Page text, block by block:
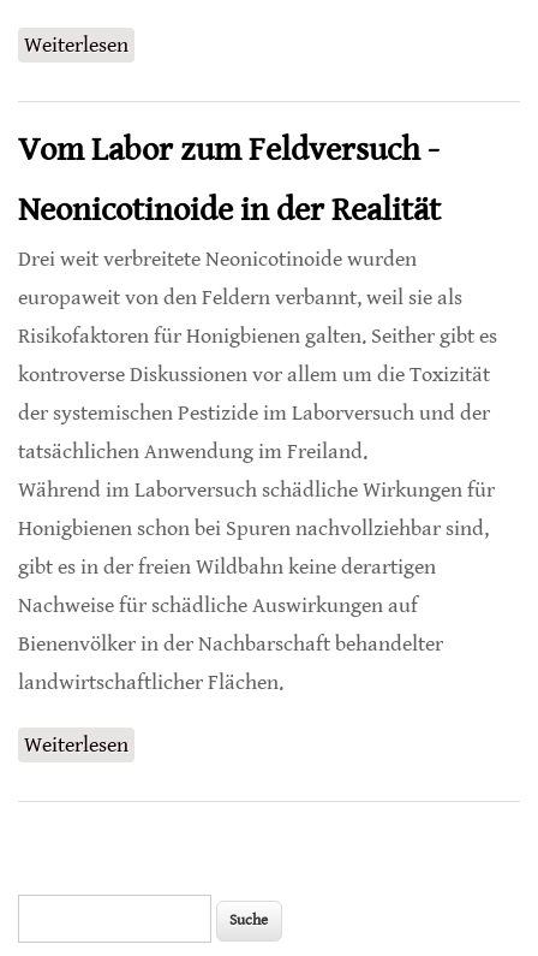
Weiterlesen
Vom Labor zum Feldversuch -
Neonicotinoide in der Realität
Drei weit verbreitete Neonicotinoide wurden
europaweit von den Feldern verbannt, weil sie als
Risikofaktoren für Honigbienen galten. Seither gibt es
kontroverse Diskussionen vor allem um die Toxizität
der systemischen Pestizide im Laborversuch und der
tatsächlichen Anwendung im Freiland.
Während im Laborversuch schädliche Wirkungen für
Honigbienen schon bei Spuren nachvollziehbar sind,
gibt es in der freien Wildbahn keine derartigen
Nachweise für schädliche Auswirkungen auf
Bienenvölker in der Nachbarschaft behandelter
landwirtschaftlicher Flächen.
Weiterlesen